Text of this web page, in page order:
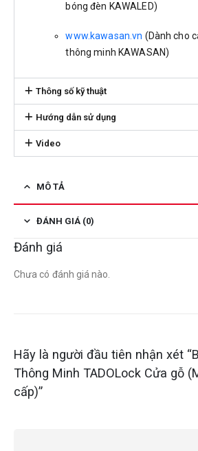
bóng đèn KAWALED)
www.kawasan.vn (Dành cho
thông minh KAWASAN)
Thông số kỹ thuật
Hướng dẫn sử dụng
Video
MÔ TẢ
ĐÁNH GIÁ (0)
Đánh giá
Chưa có đánh giá nào.
Hãy là người đầu tiên nhận xét
Thông Minh TADOLock Cửa gỗ
cấp)”